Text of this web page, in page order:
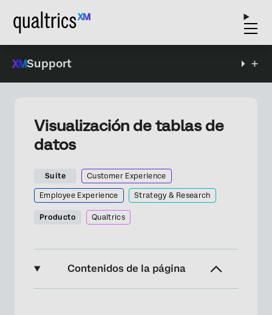
Support
Visualización de tablas de
datos
Suite Customer Experience
Employee Experience Strategy & Research
Producto Qualtrics
Contenidos de la página